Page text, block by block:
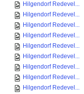
Hilgendorf Redevel...
Hilgendorf Redevel...
Hilgendorf Redevel...
Hilgendorf Redevel...
Hilgendorf Redevel...
Hilgendorf Redevel...
Hilgendorf Redevel...
Hilgendorf Redevel...
Hilgendorf Redevel...